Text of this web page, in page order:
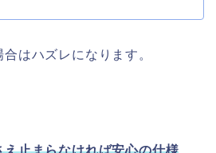
はハズレになります。